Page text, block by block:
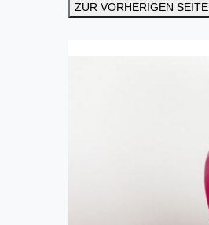
ZUR VORHERIGEN SEITE